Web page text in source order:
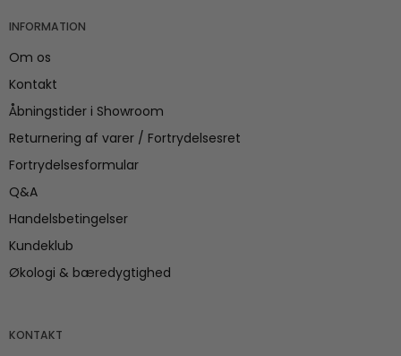
INFORMATION
Om os
Kontakt
Åbningstider i Showroom
Returnering af varer / Fortrydelsesret
Fortrydelsesformular
Q&A
Handelsbetingelser
Kundeklub
Økologi & bæredygtighed
KONTAKT